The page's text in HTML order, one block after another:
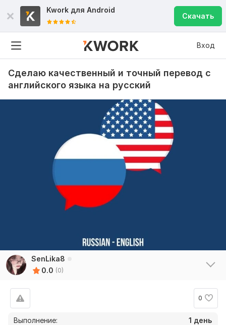
Kwork для Android
Скачать
Вход
Сделаю качественный и точный перевод с
английского языка на русский
SenLika8
0.0 (0)
0
Выполнение:
1 день